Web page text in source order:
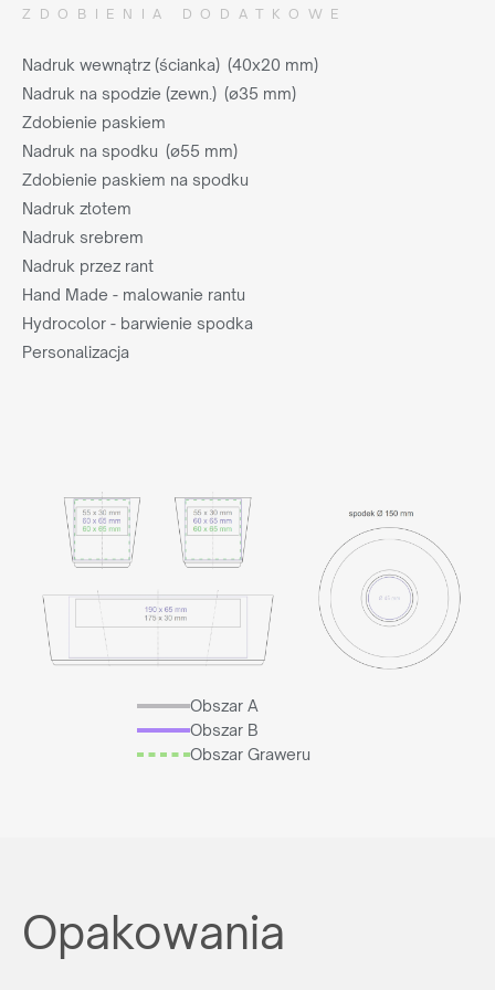
ZDOBIENIA DODATKOWE
Nadruk wewnątrz (ścianka) (40x20 mm)
Nadruk na spodzie (zewn.) (ø35 mm)
Zdobienie paskiem
Nadruk na spodku (ø55 mm)
Zdobienie paskiem na spodku
Nadruk złotem
Nadruk srebrem
Nadruk przez rant
Hand Made - malowanie rantu
Hydrocolor - barwienie spodka
Personalizacja
Obszar A
Obszar B
Obszar Graweru
Opakowania